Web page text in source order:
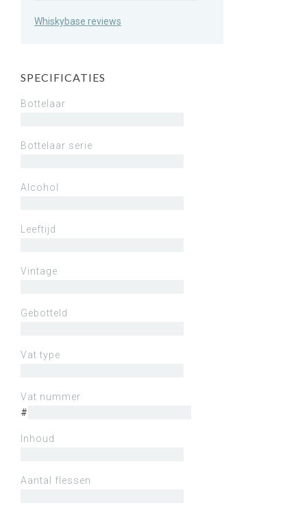
Whiskybase reviews
SPECIFICATIES
Bottelaar
Bottelaar serie
Alcohol
Leeftijd
Vintage
Gebotteld
Vat type
Vat nummer
#
Inhoud
Aantal flessen